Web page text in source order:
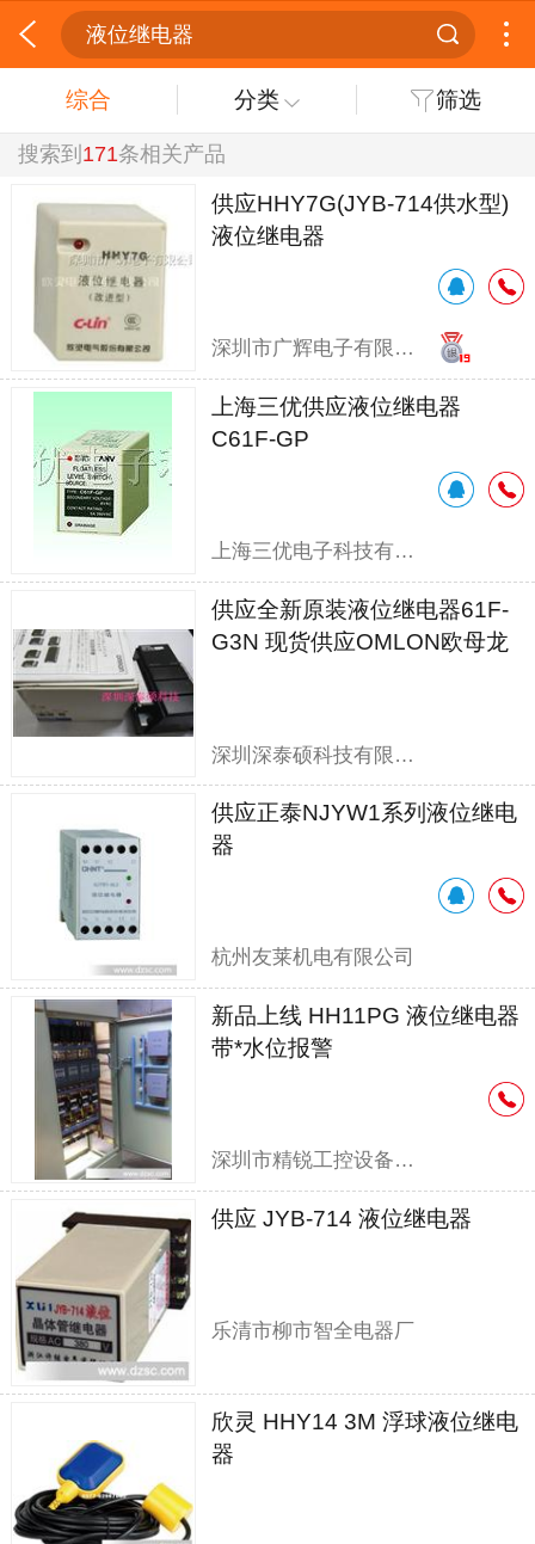
液位继电器
综合 分类 筛选
搜索到 171条相关产品
供应HHY7G(JYB-714供水型)
液位继电器
深圳市广辉电子有限公司
上海三优供应液位继电器
C61F-GP
上海三优电子科技有限公司
供应全新原装液位继电器61F-
G3N 现货供应OMLON欧母龙
深圳深泰硕科技有限公司
供应正泰NJYW1系列液位继电
器
杭州友莱机电有限公司
新品上线 HH11PG 液位继电器
带*水位报警
深圳市精锐工控设备有限公司
供应 JYB-714 液位继电器
乐清市柳市智全电器厂
欣灵 HHY14 3M 浮球液位继电
器